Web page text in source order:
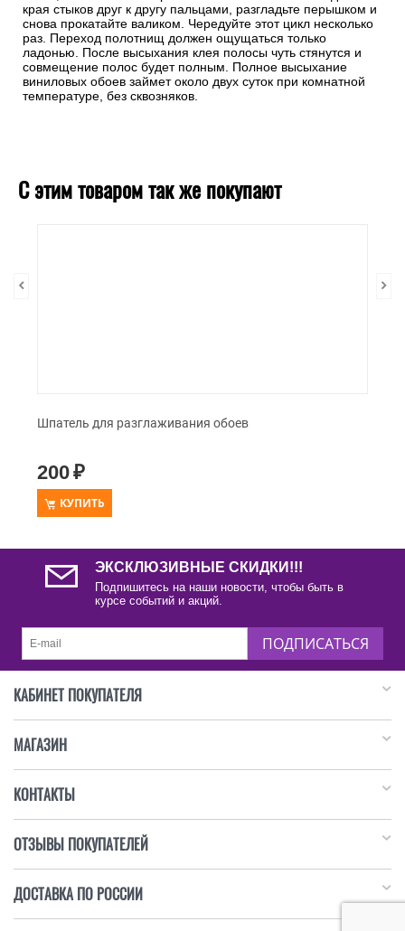
края стыков друг к другу пальцами, разгладьте перышком и
снова прокатайте валиком. Чередуйте этот цикл несколько
раз. Переход полотнищ должен ощущаться только
ладонью. После высыхания клея полосы чуть стянутся и
совмещение полос будет полным. Полное высыхание
виниловых обоев займет около двух суток при комнатной
температуре, без сквозняков.
С этим товаром так же покупают
Шпатель для разглаживания обоев
200₽
КУПИТЬ
ЭКСКЛЮЗИВНЫЕ СКИДКИ!!!
Подпишитесь на наши новости, чтобы быть в
курсе событий и акций.
ПОДПИСАТЬСЯ
КАБИНЕТ ПОКУПАТЕЛЯ
МАГАЗИН
КОНТАКТЫ
ОТЗЫВЫ ПОКУПАТЕЛЕЙ
ДОСТАВКА ПО РОССИИ